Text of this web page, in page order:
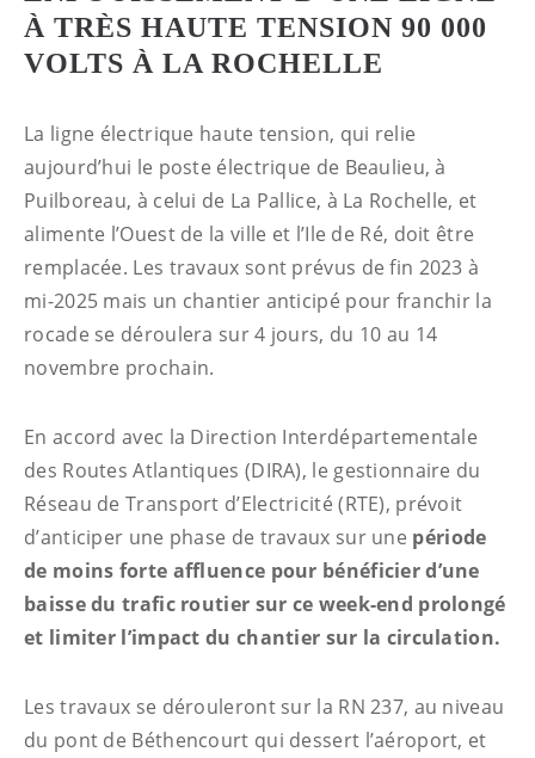
À TRÈS HAUTE TENSION 90 000
VOLTS À LA ROCHELLE
La ligne électrique haute tension, qui relie
aujourd’hui le poste électrique de Beaulieu, à
Puilboreau, à celui de La Pallice, à La Rochelle, et
alimente l’Ouest de la ville et l’Ile de Ré, doit être
remplacée. Les travaux sont prévus de fin 2023 à
mi-2025 mais un chantier anticipé pour franchir la
rocade se déroulera sur 4 jours, du 10 au 14
novembre prochain.
En accord avec la Direction Interdépartementale
des Routes Atlantiques (DIRA), le gestionnaire du
Réseau de Transport d’Electricité (RTE), prévoit
d’anticiper une phase de travaux sur une période
de moins forte affluence pour bénéficier d’une
baisse du trafic routier sur ce week-end prolongé
et limiter l’impact du chantier sur la circulation.
Les travaux se dérouleront sur la RN 237, au niveau
du pont de Béthencourt qui dessert l’aéroport, et